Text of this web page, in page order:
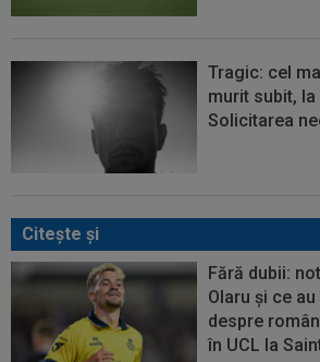
Tragic: cel
murit subit, la
Solicitarea
Citeşte şi
Fără dubii:
Olaru și ce
despre
în UCL la